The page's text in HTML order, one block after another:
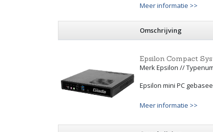
Meer informatie >>
Omschrijving
Epsilon Compact
Merk Epsilon //
Epsilon mini PC
Meer informatie >>